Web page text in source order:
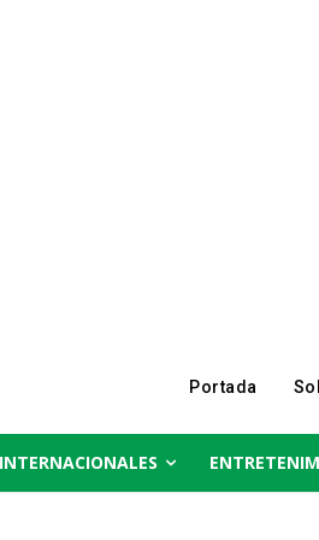
Portada
INTERNACIONALES